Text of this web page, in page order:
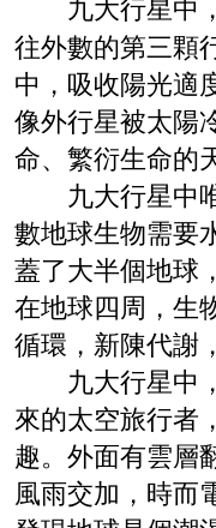
九大行星中，
往外數的第三顆
中，吸收陽光適
像外行星被太陽
命、繁衍生命的
九大行星中唯
數地球生物需要
蓋了大半個地球
在地球四周，生
循環，新陳代謝
九大行星中，
來的太空旅行者
趣。外面有雲層
風雨交加，時而